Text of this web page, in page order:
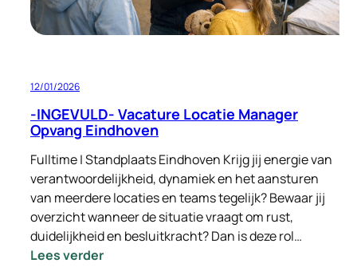
12/01/2026
-INGEVULD- Vacature Locatie Manager
Opvang Eindhoven
Fulltime | Standplaats Eindhoven Krijg jij energie van
verantwoordelijkheid, dynamiek en het aansturen
van meerdere locaties en teams tegelijk? Bewaar jij
overzicht wanneer de situatie vraagt om rust,
duidelijkheid en besluitkracht? Dan is deze rol…
Lees verder: